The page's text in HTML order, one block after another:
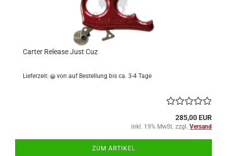
Carter Release Just Cuz
Lieferzeit: von auf Bestellung bis ca. 3-4 Tage
285,00 EUR
inkl. 19% MwSt. zzgl. Versand
ZUM ARTIKEL